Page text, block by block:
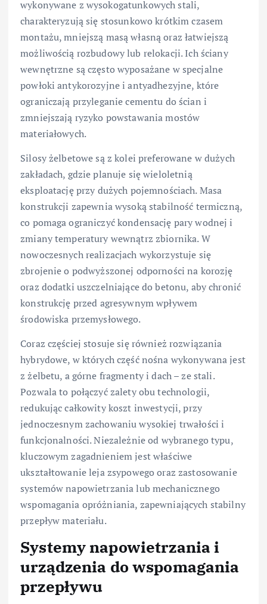
wykonywane z wysokogatunkowych stali,
charakteryzują się stosunkowo krótkim czasem
montażu, mniejszą masą własną oraz łatwiejszą
możliwością rozbudowy lub relokacji. Ich ściany
wewnętrzne są często wyposażane w specjalne
powłoki antykorozyjne i antyadhezyjne, które
ograniczają przyleganie cementu do ścian i
zmniejszają ryzyko powstawania mostów
materiałowych.
Silosy żelbetowe są z kolei preferowane w dużych
zakładach, gdzie planuje się wieloletnią
eksploatację przy dużych pojemnościach. Masa
konstrukcji zapewnia wysoką stabilność termiczną,
co pomaga ograniczyć kondensację pary wodnej i
zmiany temperatury wewnątrz zbiornika. W
nowoczesnych realizacjach wykorzystuje się
zbrojenie o podwyższonej odporności na korozję
oraz dodatki uszczelniające do betonu, aby chronić
konstrukcję przed agresywnym wpływem
środowiska przemysłowego.
Coraz częściej stosuje się również rozwiązania
hybrydowe, w których część nośna wykonywana jest
z żelbetu, a górne fragmenty i dach – ze stali.
Pozwala to połączyć zalety obu technologii,
redukując całkowity koszt inwestycji, przy
jednoczesnym zachowaniu wysokiej trwałości i
funkcjonalności. Niezależnie od wybranego typu,
kluczowym zagadnieniem jest właściwe
ukształtowanie leja zsypowego oraz zastosowanie
systemów napowietrzania lub mechanicznego
wspomagania opróżniania, zapewniających stabilny
przepływ materiału.
Systemy napowietrzania i
urządzenia do wspomagania
przepływu